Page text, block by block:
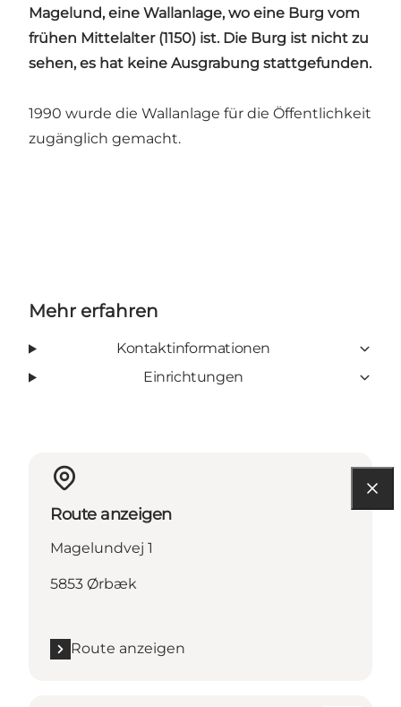
Magelund, eine Wallanlage, wo eine Burg vom
frühen Mittelalter (1150) ist. Die Burg ist nicht zu
sehen, es hat keine Ausgrabung stattgefunden.
1990 wurde die Wallanlage für die Öffentlichkeit
zugänglich gemacht.
Mehr erfahren
Kontaktinformationen
Einrichtungen
Route anzeigen
Magelundvej 1
5853 Ørbæk
Route anzeigen